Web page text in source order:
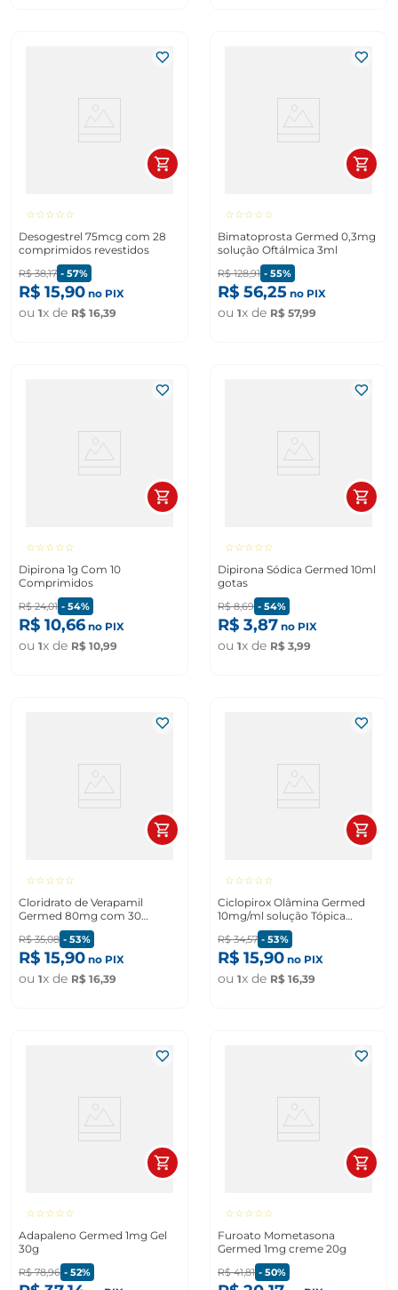
☆☆☆☆☆
Desogestrel 75mcg com 28
comprimidos revestidos
R$ 38,17 - 57%
R$ 15,90 no PIX
ou 1x de R$ 16,39
☆☆☆☆☆
Bimatoprosta Germed 0,3mg
solução Oftálmica 3ml
R$ 128,91 - 55%
R$ 56,25 no PIX
ou 1x de R$ 57,99
☆☆☆☆☆
Dipirona 1g Com 10
Comprimidos
R$ 24,01 - 54%
R$ 10,66 no PIX
ou 1x de R$ 10,99
☆☆☆☆☆
Dipirona Sódica Germed 10ml
gotas
R$ 8,69 - 54%
R$ 3,87 no PIX
ou 1x de R$ 3,99
☆☆☆☆☆
Cloridrato de Verapamil
Germed 80mg com 30
comprimidos
R$ 35,08 - 53%
R$ 15,90 no PIX
ou 1x de R$ 16,39
☆☆☆☆☆
Ciclopirox Olâmina Germed
10mg/ml solução Tópica
frasco 15ml
R$ 34,57 - 53%
R$ 15,90 no PIX
ou 1x de R$ 16,39
☆☆☆☆☆
Adapaleno Germed 1mg Gel
30g
R$ 78,96 - 52%
☆☆☆☆☆
Furoato Mometasona
Germed 1mg creme 20g
R$ 41,81 - 50%